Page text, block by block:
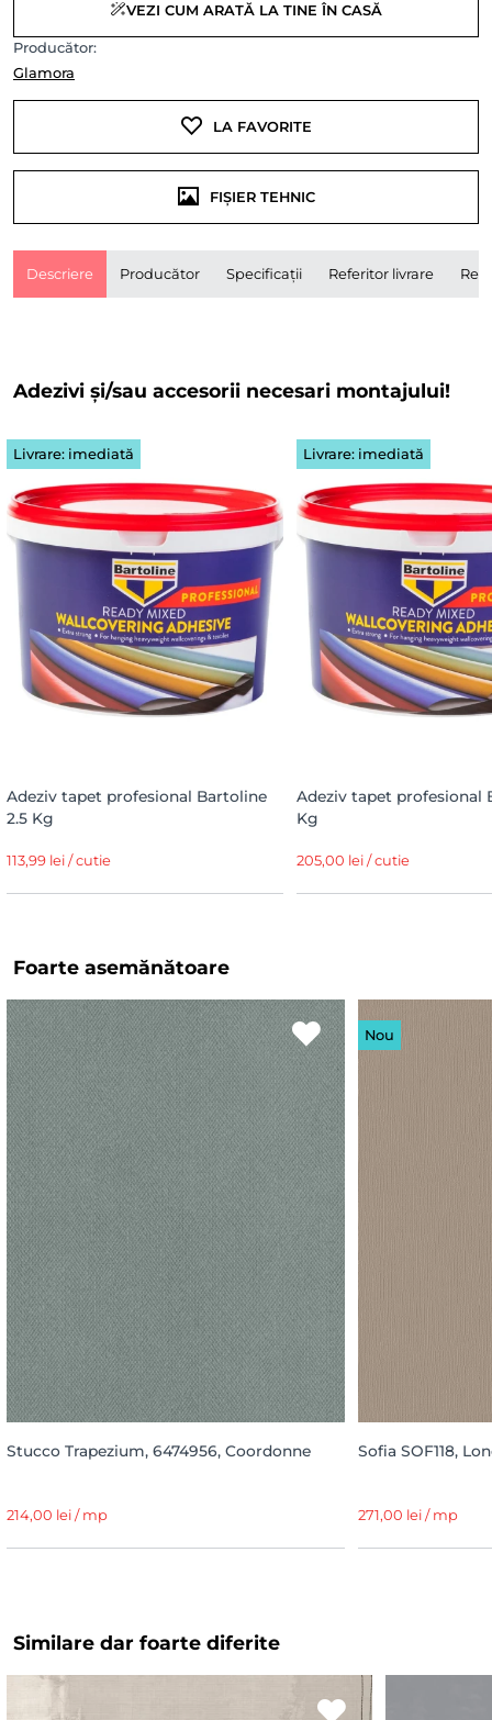
VEZI CUM ARATĂ LA TINE ÎN CASĂ
Producător:
Glamora
LA FAVORITE
FIȘIER TEHNIC
Descriere Producător Specificații Referitor livrare
Adezivi și/sau accesorii necesari montajului!
Livrare: imediată
Adeziv tapet profesional Bartoline
2.5 Kg
113,99 lei / cutie
Livrare: imediată
Adeziv tapet profesional
Kg
205,00 lei / cutie
Foarte asemănătoare
Stucco Trapezium, 6474956, Coordonne
214,00 lei / mp
Nou
Sofia SOF118,
271,00 lei / mp
Similare dar foarte diferite